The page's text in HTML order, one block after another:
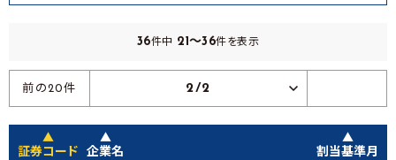
36件中 21～36件を表示
前の20件 2/2
▲
証券コード
▲
企業名
▲
割当基準月